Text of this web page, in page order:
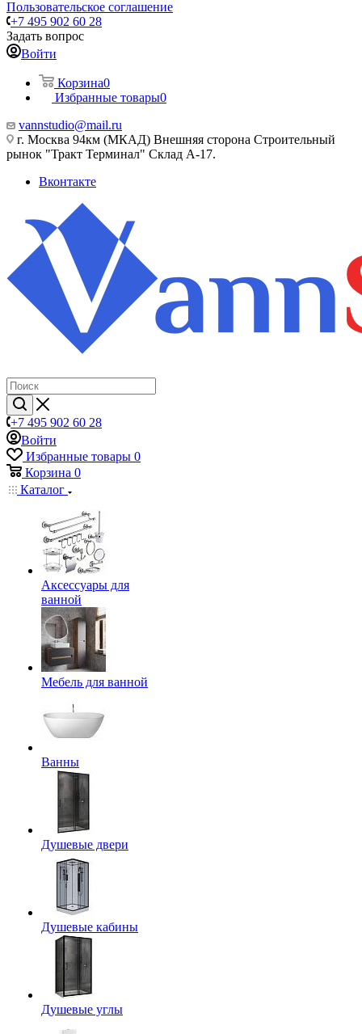
Пользовательское соглашение
+7 495 902 60 28
Задать вопрос
Войти
Корзина0
Избранные товары0
vannstudio@mail.ru
г. Москва 94км (МКАД) Внешняя сторона Строительный
рынок "Тракт Терминал" Склад А-17.
Вконтакте
+7 495 902 60 28
Войти
Избранные товары 0
Корзина 0
Каталог
Аксессуары для
ванной
Мебель для ванной
Ванны
Душевые двери
Душевые кабины
Душевые углы